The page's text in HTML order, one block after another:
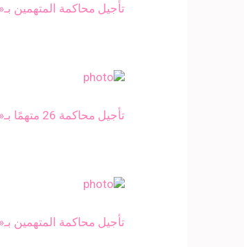
تأجيل محاكمة المتهمين
تأجيل محاكمة 26 متهمًا بـ«أحداث عنف المنيب» لـ26 يوليو
تأجيل محاكمة المتهمين